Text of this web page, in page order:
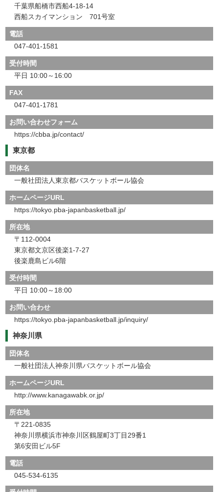
千葉県船橋市西船4-18-14
西船スカイマンション 701号室
電話
047-401-1581
受付時間
平日 10:00～16:00
FAX
047-401-1781
お問い合わせフォーム
https://cbba.jp/contact/
東京都
団体名
一般社団法人東京都バスケットボール協会
ホームページURL
https://tokyo.pba-japanbasketball.jp/
所在地
〒112-0004
東京都文京区後楽1-7-27
後楽鹿島ビル6階
受付時間
平日 10:00～18:00
お問い合わせ
https://tokyo.pba-japanbasketball.jp/inquiry/
神奈川県
団体名
一般社団法人神奈川県バスケットボール協会
ホームページURL
http://www.kanagawabk.or.jp/
所在地
〒221-0835
神奈川県横浜市神奈川区鶴屋町3丁目29番1
第6安田ビル5F
電話
045-534-6135